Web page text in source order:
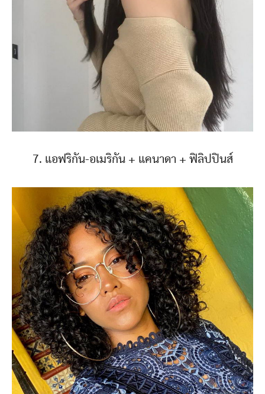
7. แอฟริกัน-อเมริกัน + แคนาดา + ฟิลิปปินส์